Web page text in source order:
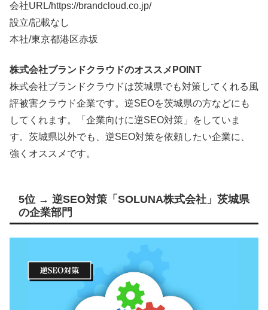
会社URL/https://brandcloud.co.jp/
設立/記載なし
本社/東京都港区赤坂
株式会社ブランドクラウドのオススメPOINT
株式会社ブランドクラウドは茨城県でも対策してくれる風
評被害クラウド企業です。逆SEOを茨城県の方などにも
してくれます。「企業向けに逆SEO対策」をしていま
す。茨城県以外でも、逆SEO対策を依頼したい企業に、
強くオススメです。
5位 → 逆SEO対策「SOLUNA株式会社」茨城県
の企業部門